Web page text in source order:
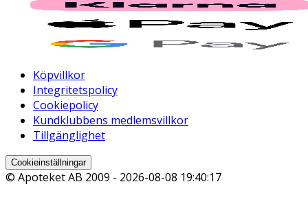
Köpvillkor
Integritetspolicy
Cookiepolicy
Kundklubbens medlemsvillkor
Tillgänglighet
Cookieinställningar
© Apoteket AB 2009 - 2026-08-08 19:40:17